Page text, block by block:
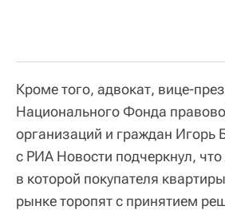
Кроме того, адвокат, вице-
Национального Фонда
организаций и граждан Игорь
с РИА Новости подчеркнул,
в которой покупателя
рынке торопят с принятием